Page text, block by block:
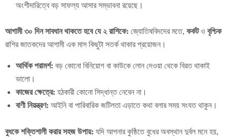
অংশীদারিত্বে বড় সাফল্য আসার সম্ভাবনা রয়েছে।
আগামী ৩০ দিন সাবধান থাকতে হবে যে ২ রাশিকে: জ্যোতিষবিদদের মতে, কর্কটও বৃশ্চিক
রাশির জাতকদের আগামী এক মাস কিছুটা সতর্ক থাকার প্রয়োজন।
আর্থিক পরামর্শ: বড় কোনো বিনিয়োগ বা কাউকে লোন দেওয়া থেকে বিরত থাকাই
ভালো।
কাজের ক্ষেত্রে: হঠকারী কোনো সিদ্ধান্ত নেবেন না।
বাণী নিয়ন্ত্রণ: আইনি বা পারিবারিক জটিলতা এড়াতে কথা বলার সময় সংযত থাকুন।
বুধকে শক্তিশালী করার সহজ উপায়: যদি আপনার কুষ্ঠিতে বুধের অবস্থান দুর্বল মনে হয়,